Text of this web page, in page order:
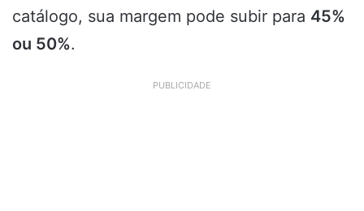
catálogo, sua margem pode subir para 45%
ou 50%.
PUBLICIDADE